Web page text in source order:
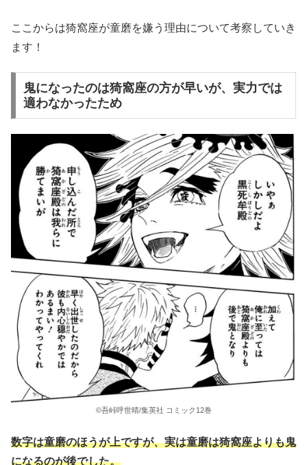
ここからは猗窩座が童磨を嫌う理由について考察していき
ます！
鬼になったのは猗窩座の方が早いが、実力では
適わなかったため
©吾峠呼世晴/集英社 コミック12巻
数字は童磨のほうが上ですが、実は童磨は猗窩座よりも鬼
になるのが後でした。